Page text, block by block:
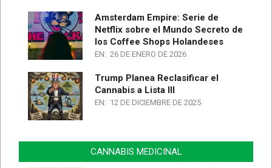
Amsterdam Empire: Serie de
Netflix sobre el Mundo Secreto de
los Coffee Shops Holandeses
EN: 26 DE ENERO DE 2026
Trump Planea Reclasificar el
Cannabis a Lista III
EN: 12 DE DICIEMBRE DE 2025
CANNABIS MEDICINAL